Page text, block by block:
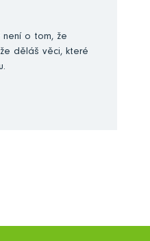
není o tom, že
děláš věci, které